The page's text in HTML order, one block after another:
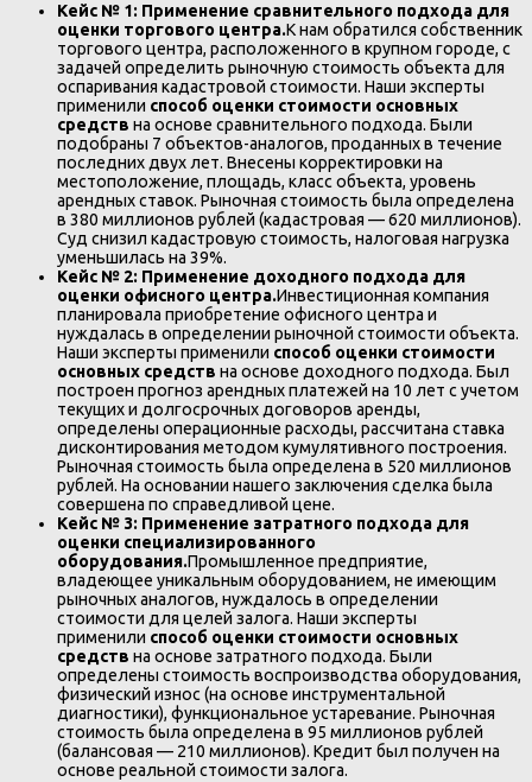
Кейс № 1: Применение сравнительного подхода для
оценки торгового центра.К нам обратился собственник
торгового центра, расположенного в крупном городе, с
задачей определить рыночную стоимость объекта для
оспаривания кадастровой стоимости. Наши эксперты
применили способ оценки стоимости основных
средств на основе сравнительного подхода. Были
подобраны 7 объектов-аналогов, проданных в течение
последних двух лет. Внесены корректировки на
местоположение, площадь, класс объекта, уровень
арендных ставок. Рыночная стоимость была определена
в 380 миллионов рублей (кадастровая — 620 миллионов).
Суд снизил кадастровую стоимость, налоговая нагрузка
уменьшилась на 39%.
Кейс № 2: Применение доходного подхода для
оценки офисного центра.Инвестиционная компания
планировала приобретение офисного центра и
нуждалась в определении рыночной стоимости объекта.
Наши эксперты применили способ оценки стоимости
основных средств на основе доходного подхода. Был
построен прогноз арендных платежей на 10 лет с учетом
текущих и долгосрочных договоров аренды,
определены операционные расходы, рассчитана ставка
дисконтирования методом кумулятивного построения.
Рыночная стоимость была определена в 520 миллионов
рублей. На основании нашего заключения сделка была
совершена по справедливой цене.
Кейс № 3: Применение затратного подхода для
оценки специализированного
оборудования.Промышленное предприятие,
владеющее уникальным оборудованием, не имеющим
рыночных аналогов, нуждалось в определении
стоимости для целей залога. Наши эксперты
применили способ оценки стоимости основных
средств на основе затратного подхода. Были
определены стоимость воспроизводства оборудования,
физический износ (на основе инструментальной
диагностики), функциональное устаревание. Рыночная
стоимость была определена в 95 миллионов рублей
(балансовая — 210 миллионов). Кредит был получен на
основе реальной стоимости залога.